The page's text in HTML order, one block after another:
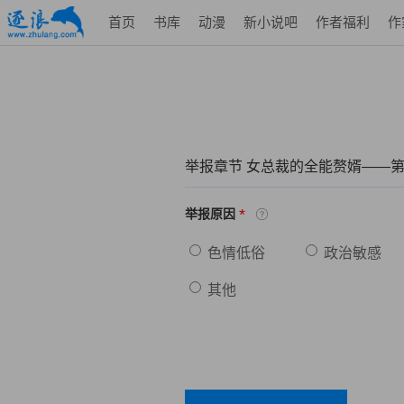
首页 书库 动漫 新小说吧 作者福利 作
举报章节 女总裁的全能赘婿——
举报原因 *
色情低俗 政治敏感
其他